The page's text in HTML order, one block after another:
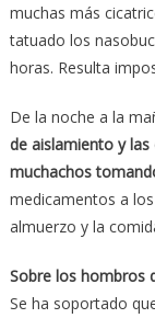
muchas más
tatuado los
horas. Resulta
De la noche a la
de aislamiento y
muchachos
medicamentos a
almuerzo y la
Sobre los hombros
Se ha soportado